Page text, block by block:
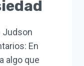
Judson
En
algo que